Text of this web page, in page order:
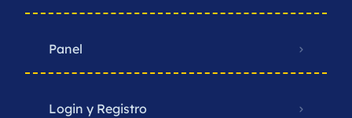
Panel
Login y Registro